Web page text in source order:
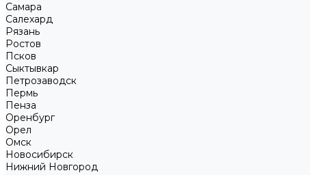
Самара
Салехард
Рязань
Ростов
Псков
Сыктывкар
Петрозаводск
Пермь
Пенза
Оренбург
Орел
Омск
Новосибирск
Нижний Новгород